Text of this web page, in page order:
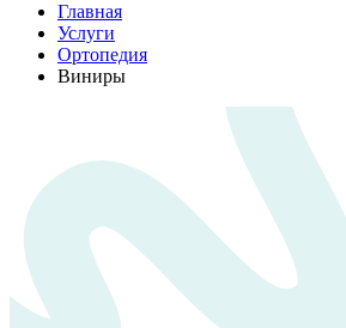
Главная
Услуги
Ортопедия
Виниры